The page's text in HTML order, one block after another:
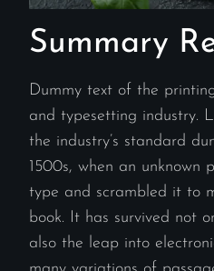
Summary
Dummy text of the
and typesetting industry.
the industry’s standard
1500s, when an unknown
type and scrambled it to
book. It has survived not
also the leap into